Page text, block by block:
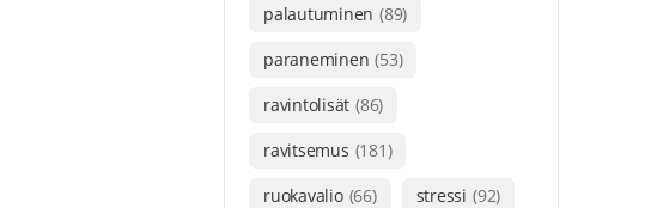
palautuminen (89)
paraneminen (53)
ravintolisät (86)
ravitsemus (181)
ruokavalio (66) stressi (92)